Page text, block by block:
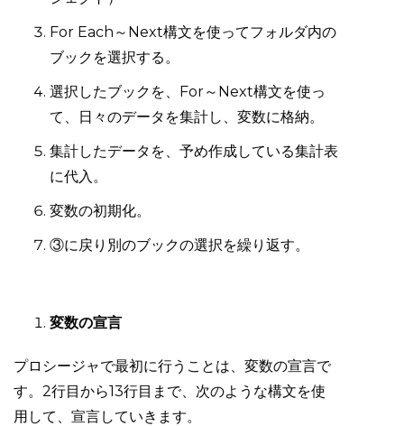
For Each～Next構文を使ってフォルダ内の
ブックを選択する。
選択したブックを、For～Next構文を使っ
て、日々のデータを集計し、変数に格納。
集計したデータを、予め作成している集計表
に代入。
変数の初期化。
③に戻り別のブックの選択を繰り返す。
変数の宣言
プロシージャで最初に行うことは、変数の宣言で
す。2行目から13行目まで、次のような構文を使
用して、宣言していきます。